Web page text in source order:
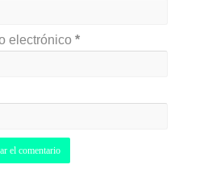
electrónico *